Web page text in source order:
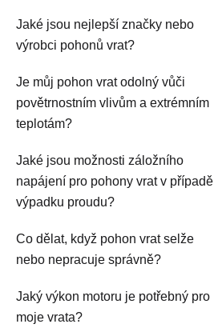
Jaké jsou nejlepší značky nebo
výrobci pohonů vrat?
Je můj pohon vrat odolný vůči
povětrnostním vlivům a extrémním
teplotám?
Jaké jsou možnosti záložního
napájení pro pohony vrat v případě
výpadku proudu?
Co dělat, když pohon vrat selže
nebo nepracuje správně?
Jaký výkon motoru je potřebný pro
moje vrata?